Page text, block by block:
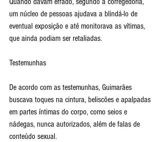
um núcleo de pessoas ajudava a blindá-lo de
eventual exposição e até monitorava as vítimas,
que ainda podiam ser retaliadas.
Testemunhas
De acordo com as testemunhas, Guimarães
buscava toques na cintura, beliscões e apalpadas
em partes íntimas do corpo, como seios e
nádegas, nunca autorizados, além de falas de
conteúdo sexual.